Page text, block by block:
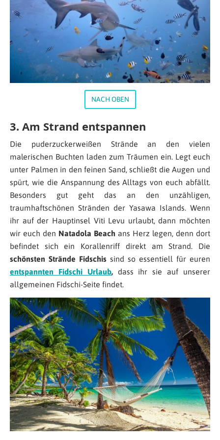
NACH OBEN
3. Am Strand entspannen
Die puderzuckerweißen Strände an den vielen
malerischen Buchten laden zum Träumen ein. Legt euch
unter Palmen in den feinen Sand, schließt die Augen und
spürt, wie die Anspannung des Alltags von euch abfällt.
Besonders gut geht das an den unzähligen,
traumhaftschönen Stränden der Yasawa Islands. Wenn
ihr auf der Hauptinsel Viti Levu urlaubt, dann möchten
wir euch den Natadola Beach ans Herz legen, denn dort
befindet sich ein Korallenriff direkt am Strand. Die
schönsten Strände Fidschis sind so essentiell für euren
entspannten Fidschi Urlaub,dass ihr sie auf unserer
allgemeinen Fidschi-Seite findet.